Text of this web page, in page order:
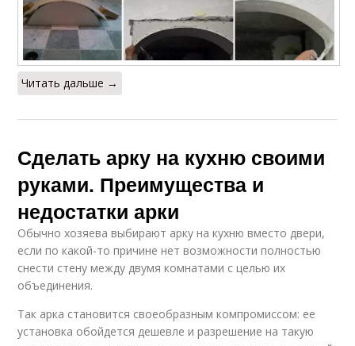
Читать дальше →
Сделать арку на кухню своими
руками. Преимущества и
недостатки арки
Обычно хозяева выбирают арку на кухню вместо двери,
если по какой-то причине нет возможности полностью
снести стену между двумя комнатами с целью их
объединения.
Так арка становится своеобразным компромиссом: ее
установка обойдется дешевле и разрешение на такую